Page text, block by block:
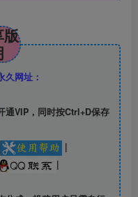
网址：
通VIP，同时按Ctrl+D保存
|
|